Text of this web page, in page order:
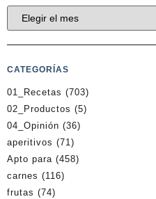
CATEGORÍAS
01_Recetas (703)
02_Productos (5)
04_Opinión (36)
aperitivos (71)
Apto para (458)
carnes (116)
frutas (74)